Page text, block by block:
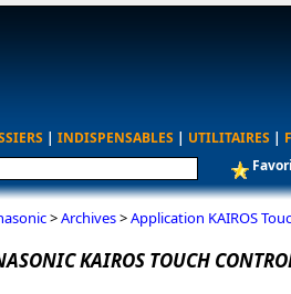
| INDISPENSABLES | UTILITAIRES |
>Archives>Application KAIROS
KAIROS TOUCH